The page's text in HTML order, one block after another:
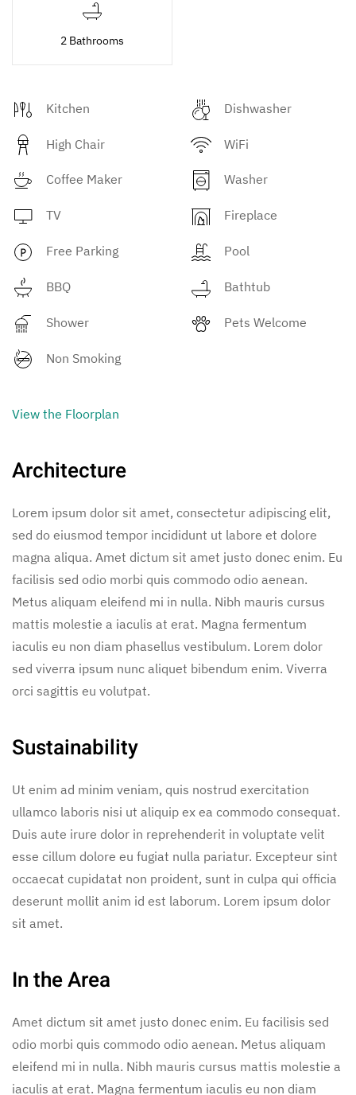
2 Bathrooms
Kitchen Dishwasher
High Chair WiFi
Coffee Maker Washer
TV Fireplace
Free Parking Pool
BBQ Bathtub
Shower Pets Welcome
Non Smoking
View the Floorplan
Architecture
Lorem ipsum dolor sit amet, consectetur adipiscing elit,
sed do eiusmod tempor incididunt ut labore et dolore
magna aliqua. Amet dictum sit amet justo donec enim. Eu
facilisis sed odio morbi quis commodo odio aenean.
Metus aliquam eleifend mi in nulla. Nibh mauris cursus
mattis molestie a iaculis at erat. Magna fermentum
iaculis eu non diam phasellus vestibulum. Lorem dolor
sed viverra ipsum nunc aliquet bibendum enim. Viverra
orci sagittis eu volutpat.
Sustainability
Ut enim ad minim veniam, quis nostrud exercitation
ullamco laboris nisi ut aliquip ex ea commodo consequat.
Duis aute irure dolor in reprehenderit in voluptate velit
esse cillum dolore eu fugiat nulla pariatur. Excepteur sint
occaecat cupidatat non proident, sunt in culpa qui officia
deserunt mollit anim id est laborum. Lorem ipsum dolor
sit amet.
In the Area
Amet dictum sit amet justo donec enim. Eu facilisis sed
odio morbi quis commodo odio aenean. Metus aliquam
eleifend mi in nulla. Nibh mauris cursus mattis molestie a
iaculis at erat. Magna fermentum iaculis eu non diam